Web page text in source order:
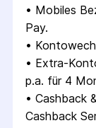
• Mobiles
Pay.
•
• Extra-
p.a. für 4
• Cashback
Cashback